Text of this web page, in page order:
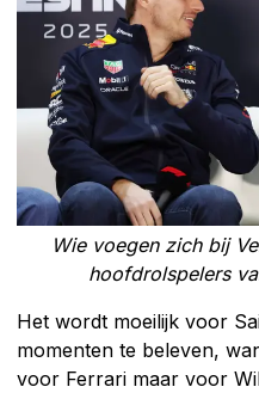
Wie voegen zich bij
hoofdrolspelers
Het wordt moeilijk voor
momenten te beleven,
voor Ferrari maar voor